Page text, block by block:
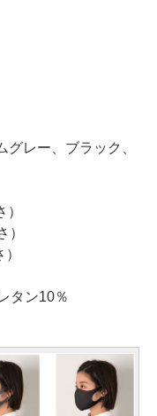
レー、ブラック、
）
タン10％